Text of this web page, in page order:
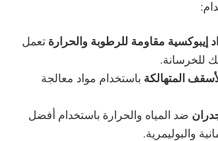
إيبوكسية مقاومة للرطوبة والحرارة تعمل
للخرسانة.
المتهالكة باستخدام مواد معالجة
ضد المياه والحرارة باستخدام أفضل
والبوليمرية.